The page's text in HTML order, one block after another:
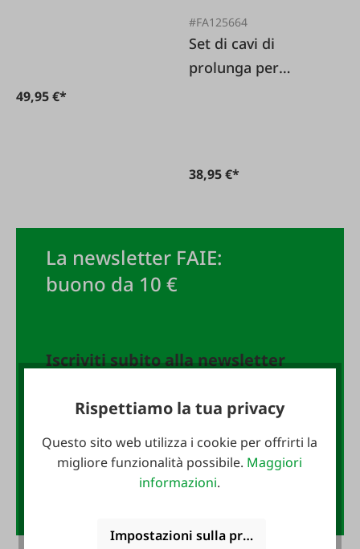
49,95 €*
#FA125664
Set di cavi di
prolunga per
38,95 €*
La newsletter FAIE:
buono da 10 €
Iscriviti subito alla newsletter
Indirizzo e-mail *
Rispettiamo la tua privacy
Questo sito web utilizza i cookie per offrirti la
migliore funzionalità possibile. Maggiori
informazioni.
Impostazioni sulla privacy